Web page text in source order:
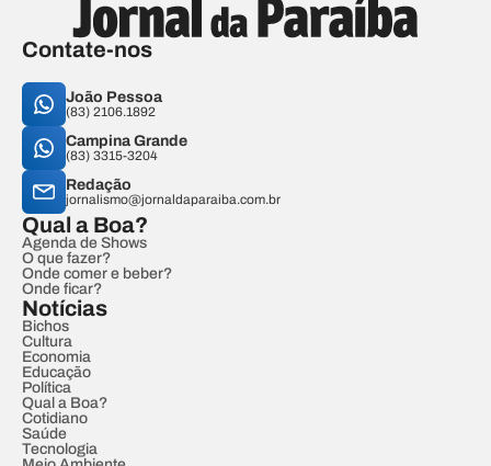
Contate-nos
João Pessoa
(83) 2106.1892
Campina Grande
(83) 3315-3204
Redação
jornalismo@jornaldaparaiba.com.br
Qual a Boa?
Agenda de Shows
O que fazer?
Onde comer e beber?
Onde ficar?
Notícias
Bichos
Cultura
Economia
Educação
Política
Qual a Boa?
Cotidiano
Saúde
Tecnologia